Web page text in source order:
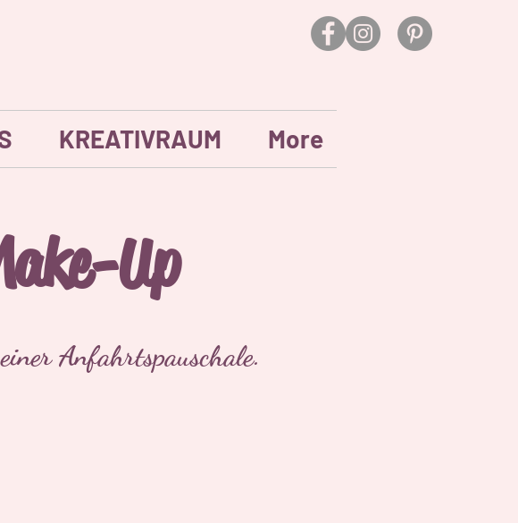
KREATIVRAUM More
Up
Anfahrtspauschale.